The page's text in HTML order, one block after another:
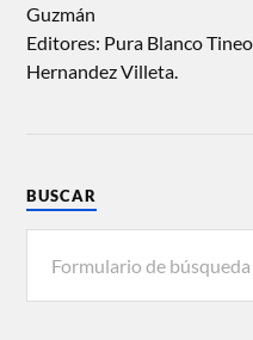
Guzmán
Editores: Pura Blanco
Hernandez Villeta.
BUSCAR